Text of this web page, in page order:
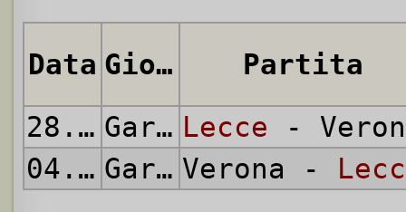
Data Giornata
Partita
28.08.1991
Gara di Andata Lecce -
04.09.1991
Gara di Ritorno Verona -